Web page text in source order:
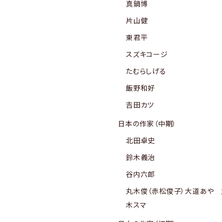
真鍋博
片山健
東君平
スズキコージ
たむらしげる
飯野和好
吉田カツ
日本の作家（中期）
北田卓史
鈴木義治
谷内六郎
丸木俊（赤松俊子）大道あや
木スマ